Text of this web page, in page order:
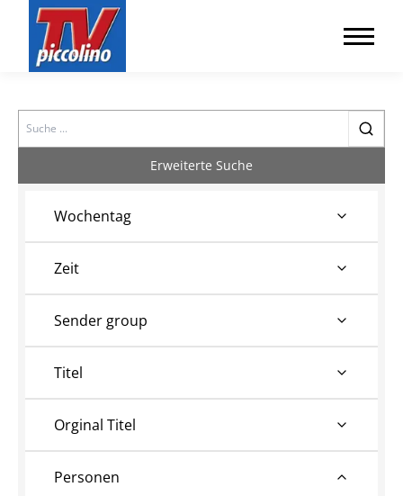
Search
Erweiterte Suche
Wochentag
Zeit
Sender group
Titel
Orginal Titel
Personen